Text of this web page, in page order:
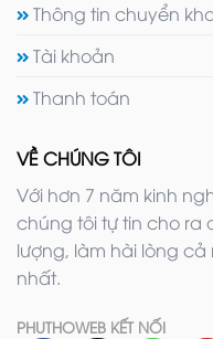
Thông tin chuyển
Tài khoản
Thanh toán
VỀ CHÚNG TÔI
Với hơn 7 năm kinh
chúng tôi tự tin cho ra
lượng, làm hài lòng
nhất.
PHUTHOWEB KẾT NỐI